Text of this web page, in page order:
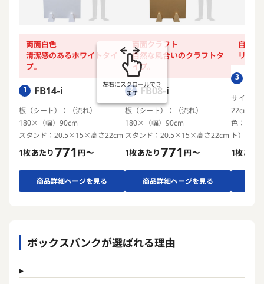
両面白色
清潔感のあるホワイトタイ
プ。
1 FB14-i
板（シート）：（流れ）
180×（幅）90cm
スタンド：20.5×15×高さ22cm
1枚あたり771 円〜
商品詳細ページを見る
両面クラフト
自然な風合いのクラフトタ
イプ。
2 FB08-i
板（シート）：（流れ）
180×（幅）90cm
スタンド：20.5×15×高さ22cm
1枚あたり771 円〜
商品詳細ページを見る
自立ス
リバ
3
サイズ：
22cm
色：表面
ト）
1枚あた
左右にスクロールでき
ます
ボックスバンクが選ばれる理由